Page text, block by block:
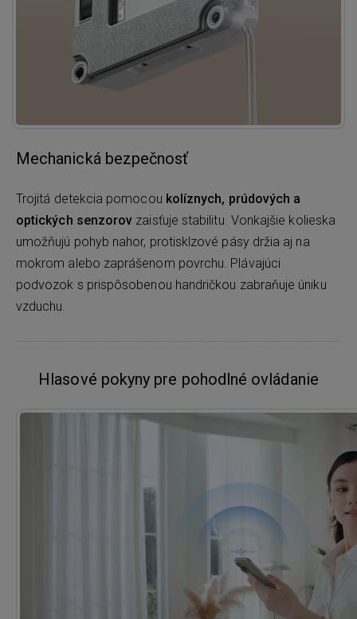
Mechanická bezpečnosť
Trojitá detekcia pomocou kolíznych, prúdových a
optických senzorov zaisťuje stabilitu. Vonkajšie kolieska
umožňujú pohyb nahor, protisklzové pásy držia aj na
mokrom alebo zaprášenom povrchu. Plávajúci
podvozok s prispôsobenou handričkou zabraňuje úniku
vzduchu.
Hlasové pokyny pre pohodlné ovládanie